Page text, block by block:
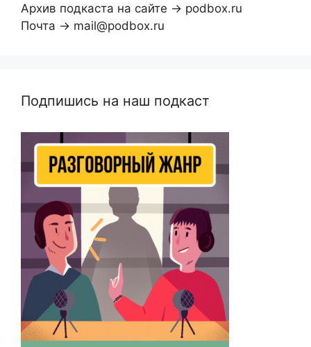
Архив подкаста на сайте → podbox.ru
Почта → mail@podbox.ru
Подпишись на наш подкаст